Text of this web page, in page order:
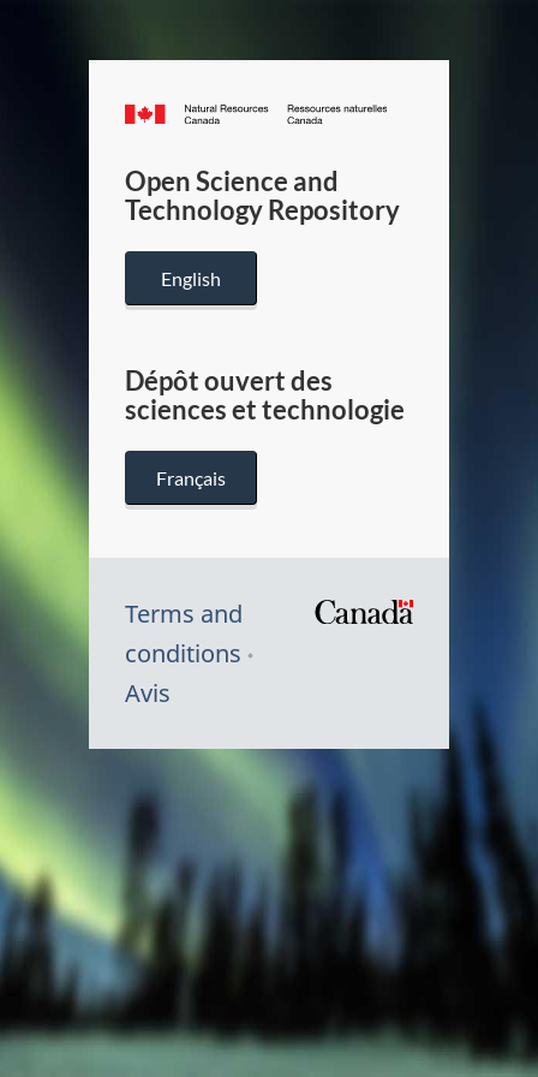
Canada.ca
/
Canada
Open Science and
Technology Repository
English
Dépôt ouvert des
sciences et technologie
Français
Terms and
conditions
Avis
Canada